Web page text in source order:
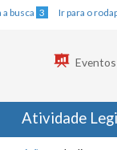
a busca 3 Ir para o
Eventos
Atividade